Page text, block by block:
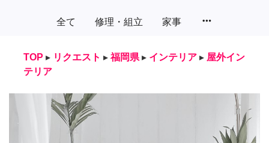
全て 修理・組立 家事 more_horiz
TOP ▸ リクエスト ▸ 福岡県 ▸ インテリア ▸ 屋外イン
テリア